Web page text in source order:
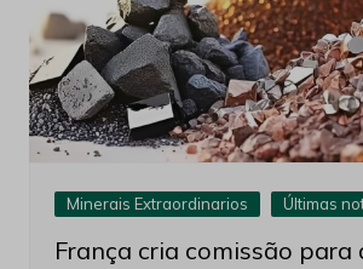
Minerais Extraordinarios Últimas
França cria comissão para